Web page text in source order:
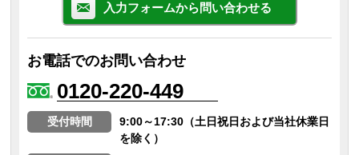
入力フォームから問い合わせる
お電話でのお問い合わせ
0120-220-449
受付時間
9:00～17:30（土日祝日および当社休業日
を除く）